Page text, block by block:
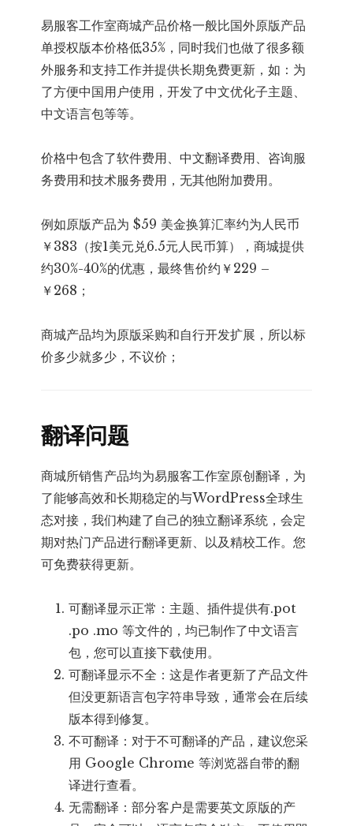
易服客工作室商城产品价格一般比国外原版产品
单授权版本价格低35%，同时我们也做了很多额
外服务和支持工作并提供长期免费更新，如：为
了方便中国用户使用，开发了中文优化子主题、
中文语言包等等。
价格中包含了软件费用、中文翻译费用、咨询服
务费用和技术服务费用，无其他附加费用。
例如原版产品为 $59 美金换算汇率约为人民币
￥383（按1美元兑6.5元人民币算），商城提供
约30%-40%的优惠，最终售价约￥229 –
￥268；
商城产品均为原版采购和自行开发扩展，所以标
价多少就多少，不议价；
翻译问题
商城所销售产品均为易服客工作室原创翻译，为
了能够高效和长期稳定的与WordPress全球生
态对接，我们构建了自己的独立翻译系统，会定
期对热门产品进行翻译更新、以及精校工作。您
可免费获得更新。
可翻译显示正常：主题、插件提供有.pot
.po .mo 等文件的，均已制作了中文语言
包，您可以直接下载使用。
可翻译显示不全：这是作者更新了产品文件
但没更新语言包字符串导致，通常会在后续
版本得到修复。
不可翻译：对于不可翻译的产品，建议您采
用 Google Chrome 等浏览器自带的翻
译进行查看。
无需翻译：部分客户是需要英文原版的产